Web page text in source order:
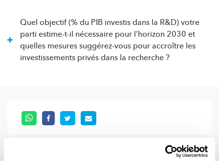
Quel objectif (% du PIB investis dans la R&D) votre
parti estime-t-il nécessaire pour l’horizon 2030 et
quelles mesures suggérez-vous pour accroître les
investissements privés dans la recherche ?